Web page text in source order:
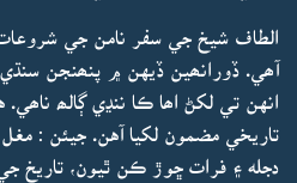
الطاف شيخ جي سفر نامن جي شروعات
آھي. ڏورانھين ڏيهن ۾ پنھنجن
انهن تي لکڻ اھا ڪا ننڍي ڳالھ
تاريخي مضمون لکيا آهن. جيئن :
دجله ۽ فرات ڇوڙ ڪن ٿيون، تاريخ